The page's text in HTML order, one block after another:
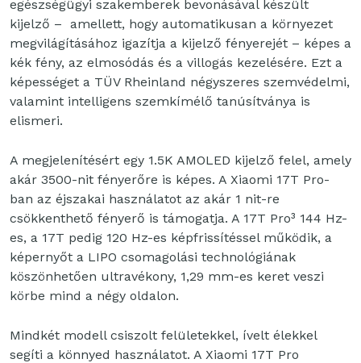
egészségügyi szakemberek bevonásával készült
kijelző – amellett, hogy automatikusan a környezet
megvilágításához igazítja a kijelző fényerejét – képes a
kék fény, az elmosódás és a villogás kezelésére. Ezt a
képességet a TÜV Rheinland négyszeres szemvédelmi,
valamint intelligens szemkímélő tanúsítványa is
elismeri.
A megjelenítésért egy 1.5K AMOLED kijelző felel, amely
akár 3500-nit fényerőre is képes. A Xiaomi 17T Pro-
ban az éjszakai használatot az akár 1 nit-re
csökkenthető fényerő is támogatja. A 17T Pro³ 144 Hz-
es, a 17T pedig 120 Hz-es képfrissítéssel működik, a
képernyőt a LIPO csomagolási technológiának
köszönhetően ultravékony, 1,29 mm-es keret veszi
körbe mind a négy oldalon.
Mindkét modell csiszolt felületekkel, ívelt élekkel
segíti a könnyed használatot. A Xiaomi 17T Pro